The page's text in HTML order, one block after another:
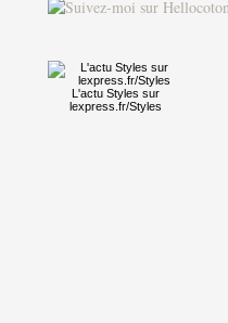
L'actu Styles sur
lexpress.fr/Styles